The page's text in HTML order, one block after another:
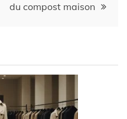
du compost maison